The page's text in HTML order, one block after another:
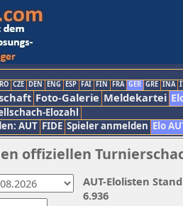
CZE DEN ENG ESP FAI FIN FRA GER GRE INA
Foto-Galerie Meldekartei
Elozahl
AUT FIDE Spieler anmelden Elo
offiziellen
AUT-Elolisten
6.936